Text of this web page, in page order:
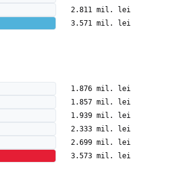
2.811 mil. lei
3.571 mil. lei
1.876 mil. lei
1.857 mil. lei
1.939 mil. lei
2.333 mil. lei
2.699 mil. lei
3.573 mil. lei